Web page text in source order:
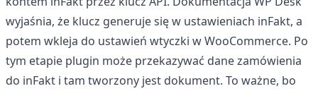
wyjaśnia, że klucz generuje się w ustawieniach inFakt, a
potem wkleja do ustawień wtyczki w WooCommerce. Po
tym etapie plugin może przekazywać dane zamówienia
do inFakt i tam tworzony jest dokument. To ważne, bo